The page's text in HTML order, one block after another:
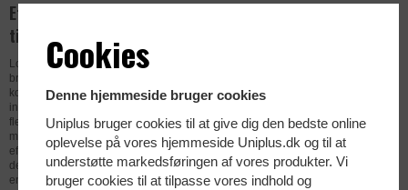
Cookies
Denne hjemmeside bruger cookies
Uniplus bruger cookies til at give dig den bedste online
oplevelse på vores hjemmeside Uniplus.dk og til at
understøtte markedsføringen af vores produkter. Vi
bruger cookies til at tilpasse vores indhold og
Effektivt trådløst tastatur med touchpad
til erhverv og kontor
Logitech K400 Wireless tastatur er et pålideligt og
brugervenligt trådløst tastatur, der er ideelt til erhverv,
kontormiljøer og professionelle arbejdsstationer. Den
integrerede trådløse forbindelse giver maksimal
fleksibilitet uden kabelrod, hvilket gør det perfekt til
mødelokaler, receptioner og arbejdspladser, hvor
effektivitet og mobilitet er afgørende. Tastaturets kompakte
design i sort sikrer et professionelt udtryk, der passer ind i
enhver virksomhed.